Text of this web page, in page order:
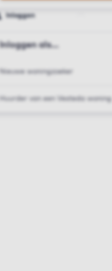
Inloggen
Inloggen als...
Nieuwe woningzoeker
Huurder van een Vesteda woning